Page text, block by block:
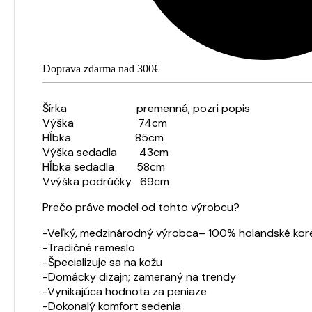
Doprava zdarma nad 300€
Šírka premenná, pozri popis
Výška 74cm
Hĺbka 85cm
Výška sedadla 43cm
Hĺbka sedadla 58cm
Vvýška podrúčky 69cm
Prečo práve model od tohto výrobcu?
-Veľký, medzinárodný výrobca– 100% holandské
-Tradičné remeslo
-Špecializuje sa na kožu
-Domácky dizajn; zameraný na trendy
-Vynikajúca hodnota za peniaze
-Dokonalý komfort sedenia